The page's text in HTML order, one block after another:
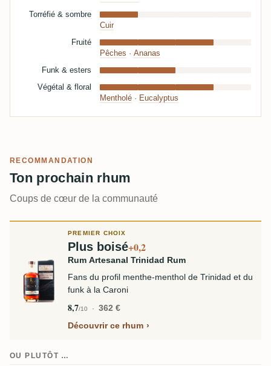
Torréfié & sombre
Cuir
Fruité
Pêches · Ananas
Funk & esters
Végétal & floral
Mentholé · Eucalyptus
RECOMMANDATION
Ton prochain rhum
Coups de cœur de la communauté
PREMIER CHOIX
Plus boisé+0,2
Rum Artesanal Trinidad Rum
Fans du profil menthe-menthol de Trinidad et du
funk à la Caroni
8,7/10
362 €
Découvrir ce rhum
OU PLUTÔT …